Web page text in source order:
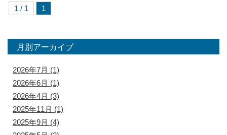
1 / 1 1
月別アーカイブ
2026年7月 (1)
2026年6月 (1)
2026年4月 (3)
2025年11月 (1)
2025年9月 (4)